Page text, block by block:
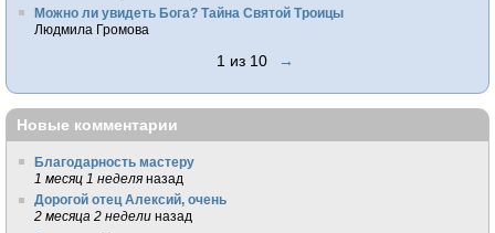
Можно ли увидеть Бога? Тайна Святой Троицы
Людмила Громова
1 из 10 →
Новые комментарии
Благодарность мастеру
1 месяц 1 неделя назад
Дорогой отец Алексий, очень
2 месяца 2 недели назад